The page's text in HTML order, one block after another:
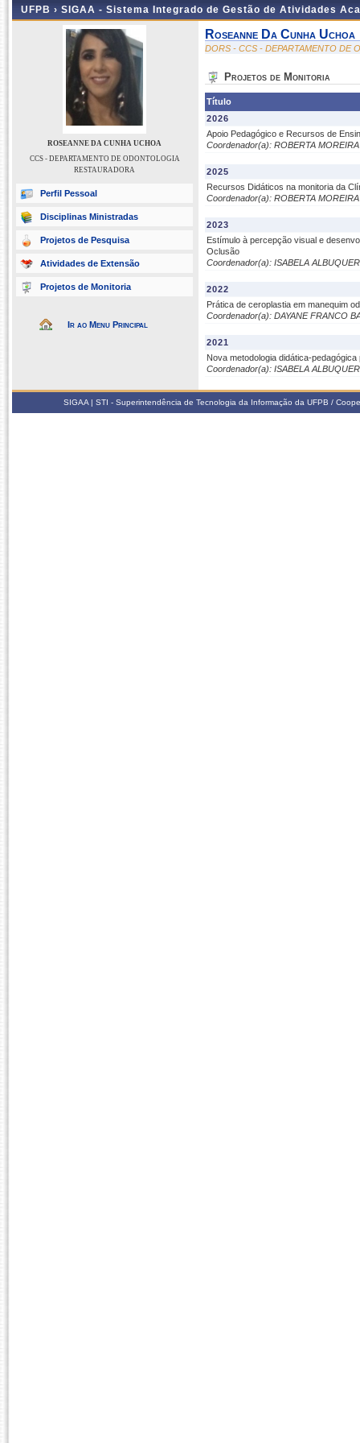
UFPB › SIGAA - Sistema Integrado de Gestão de Atividades
ROSEANNE DA CUNHA UCHOA
CCS - DEPARTAMENTO DE ODONTOLOGIA
RESTAURADORA
Perfil Pessoal
Disciplinas Ministradas
Projetos de Pesquisa
Atividades de Extensão
Projetos de Monitoria
Ir ao Menu Principal
Roseanne Da Cunha Uchoa
DORS - CCS - DEPARTAMENTO DE
Projetos de Monitoria
Título
2026
Apoio Pedagógico e Recursos de
Coordenador(a): ROBERTA
2025
Recursos Didáticos na monitoria da
Coordenador(a): ROBERTA
2023
Estímulo à percepção visual e
Oclusão
Coordenador(a): ISABELA
2022
Prática de ceroplastia em manequim
Coordenador(a): DAYANE FRANCO
2021
Nova metodologia didática-
Coordenador(a): ISABELA
SIGAA | STI - Superintendência de Tecnologia da Informação da UFPB /